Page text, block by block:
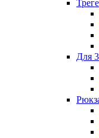
Для